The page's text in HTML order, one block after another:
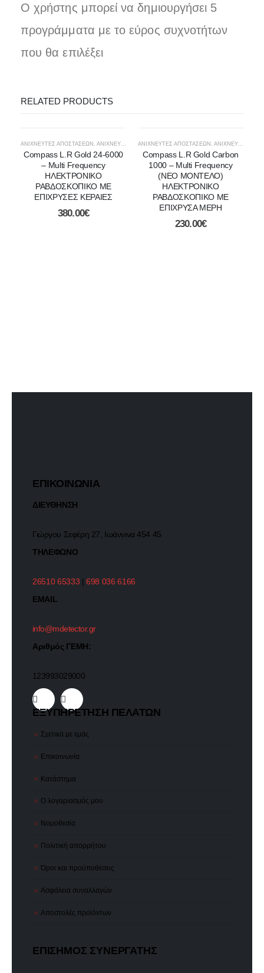
Ο χρήστης μπορεί να δημιουργήσει 5
προγράμματα με το εύρος συχνοτήτων
που θα επιλέξει
RELATED PRODUCTS
ΑΝΙΧΝΕΥΤΕΣ ΑΠΟΣΤΑΣΕΩΝ ΑΝΙΧΝΕΥΤΈΣ ΧΡΥΣΟΎ
Compass L.R Gold 24-6000
– Multi Frequency
ΗΛΕΚΤΡΟΝΙΚΟ
ΡΑΒΔΟΣΚΟΠΙΚΟ ΜΕ
ΕΠΙΧΡΥΣΕΣ ΚΕΡΑΙΕΣ
380.00€
ΑΝΙΧΝΕΥΤΕΣ ΑΠΟΣΤΑΣΕΩΝ ΑΝΙΧΝΕΥΤΈΣ ΧΡΥΣΟΎ
Compass L.R Gold Carbon
1000 – Multi Frequency
(ΝΕΟ ΜΟΝΤΕΛΟ)
ΗΛΕΚΤΡΟΝΙΚΟ
ΡΑΒΔΟΣΚΟΠΙΚΟ ΜΕ
ΕΠΙΧΡΥΣΑ ΜΕΡΗ
230.00€
ΕΠΙΚΟΙΝΩΝΙΑ
ΔΙΕΥΘΗΝΣΗ
Γιώργου Σεφέρη 27, Ιωάννινα 454 45
ΤΗΛΕΦΩΝΟ
26510 65333 |698 036 6166
EMAIL
info@mdetector.gr
Αριθμός ΓΕΜΗ:
123993029000
ΕΞΥΠΗΡΕΤΗΣΗ ΠΕΛΑΤΩΝ
Σχετικά με εμάς
Επικοινωνία
Κατάστημα
Ο λογαριασμός μου
Νομοθεσία
Πολιτική απορρήτου
Όροι και προϋποθέσεις
Ασφάλεια συναλλαγών
Αποστολές προϊόντων
ΕΠΙΣΗΜΟΣ ΣΥΝΕΡΓΑΤΗΣ